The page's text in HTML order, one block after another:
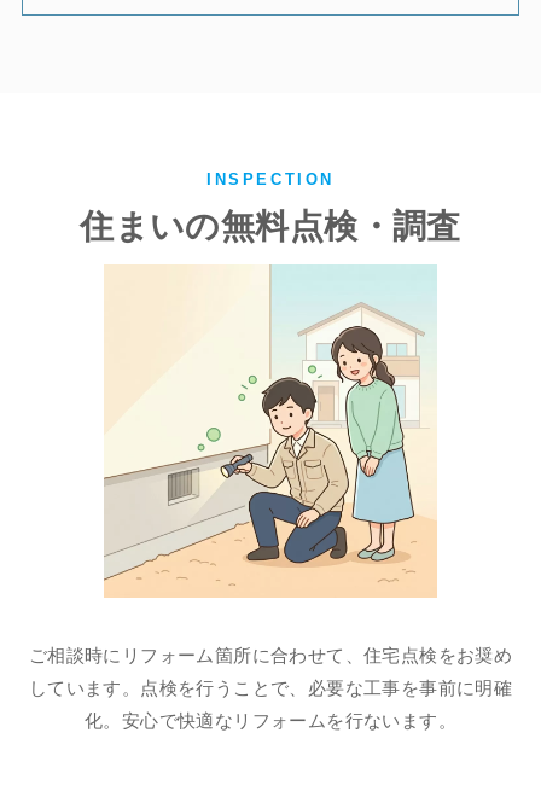
INSPECTION
住まいの無料点検・調査
ご相談時にリフォーム箇所に合わせて、住宅点検をお奨め
しています。点検を行うことで、必要な工事を事前に明確
化。安心で快適なリフォームを行ないます。